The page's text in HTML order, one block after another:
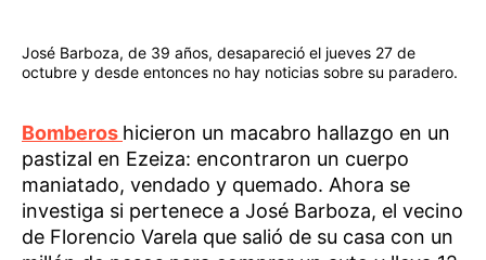
José Barboza, de 39 años, desapareció el jueves 27 de
octubre y desde entonces no hay noticias sobre su paradero.
Bomberos hicieron un macabro hallazgo en un
pastizal en Ezeiza: encontraron un cuerpo
maniatado, vendado y quemado. Ahora se
investiga si pertenece a José Barboza, el vecino
de Florencio Varela que salió de su casa con un